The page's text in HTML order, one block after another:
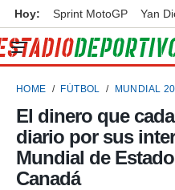
de
por
para
la
que se
calidad.
a este
Hoy: Sprint MotoGP Yan
HOME FÚTBOL MUNDIAL
El dinero que
diario por sus
Mundial de
Canadá